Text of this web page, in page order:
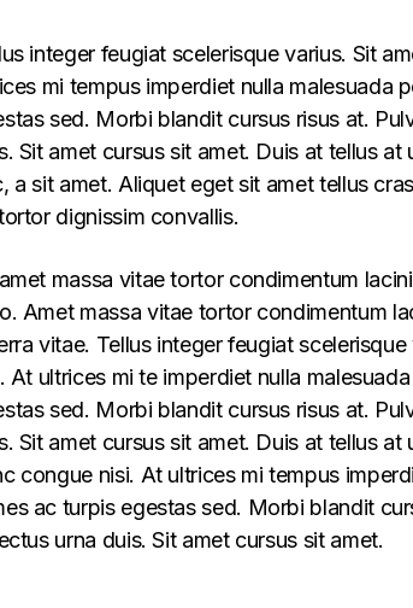
integer feugiat scelerisque varius. Sit
mi tempus imperdiet nulla malesuada
sed. Morbi blandit cursus risus at.
Sit amet cursus sit amet. Duis at tellus
a sit amet. Aliquet eget sit amet tellus
dignissim convallis.
massa vitae tortor condimentum
Amet massa vitae tortor condimentum
vitae. Tellus integer feugiat
At ultrices mi te imperdiet nulla
sed. Morbi blandit cursus risus at.
Sit amet cursus sit amet. Duis at tellus
congue nisi. At ultrices mi tempus
ac turpis egestas sed. Morbi blandit
urna duis. Sit amet cursus sit amet.